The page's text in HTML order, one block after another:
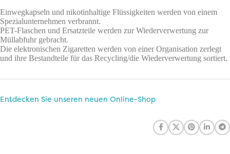
Einwegkapseln und nikotinhaltige Flüssigkeiten werden von einem
Spezialunternehmen verbrannt.
PET-Flaschen und Ersatzteile werden zur Wiederverwertung zur
Müllabfuhr gebracht.
Die elektronischen Zigaretten werden von einer Organisation zerlegt
und ihre Bestandteile für das Recycling/die Wiederverwertung sortiert.
Entdecken Sie unseren neuen Online-Shop